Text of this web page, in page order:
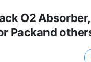
O2
Packand